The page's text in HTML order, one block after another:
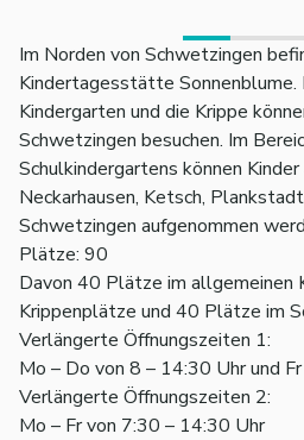
Im Norden von Schwetzingen
Kindertagesstätte Sonnenblume.
Kindergarten und die Krippe
Schwetzingen besuchen. Im
Schulkindergartens können
Neckarhausen, Ketsch,
Schwetzingen aufgenommen
Plätze: 90
Davon 40 Plätze im allgemeinen
Krippenplätze und 40 Plätze im
Verlängerte Öffnungszeiten 1:
Mo – Do von 8 – 14:30 Uhr und
Verlängerte Öffnungszeiten 2:
Mo – Fr von 7:30 – 14:30 Uhr